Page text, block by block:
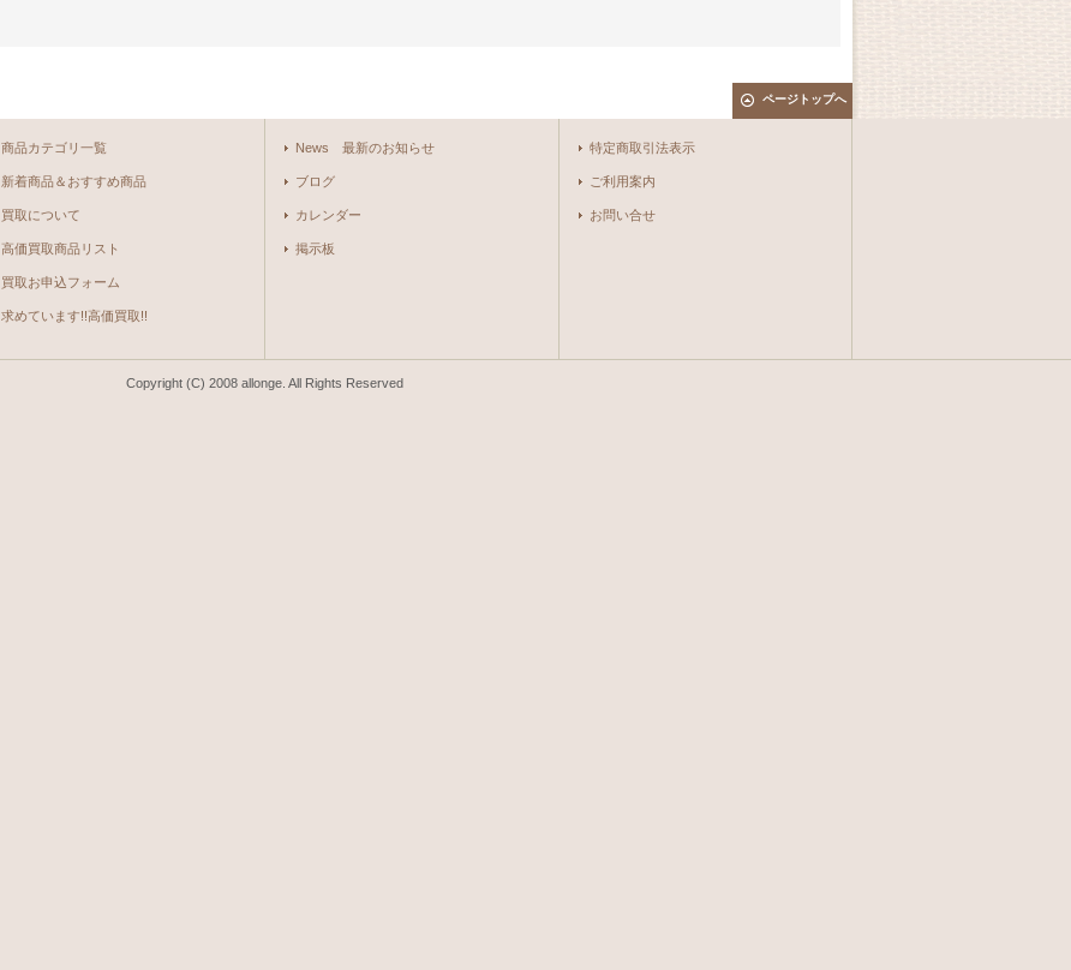
ページトップへ
商品カテゴリ一覧
新着商品＆おすすめ商品
買取について
高価買取商品リスト
買取お申込フォーム
求めています!!高価買取!!
News 最新のお知らせ
ブログ
カレンダー
掲示板
特定商取引法表示
ご利用案内
お問い合せ
Copyright (C) 2008 allonge. All Rights Reserved